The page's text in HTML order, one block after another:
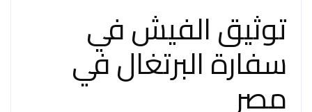
توثيق الفيش في
سفارة البرتغال في
مصر